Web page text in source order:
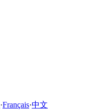
·Français·中文